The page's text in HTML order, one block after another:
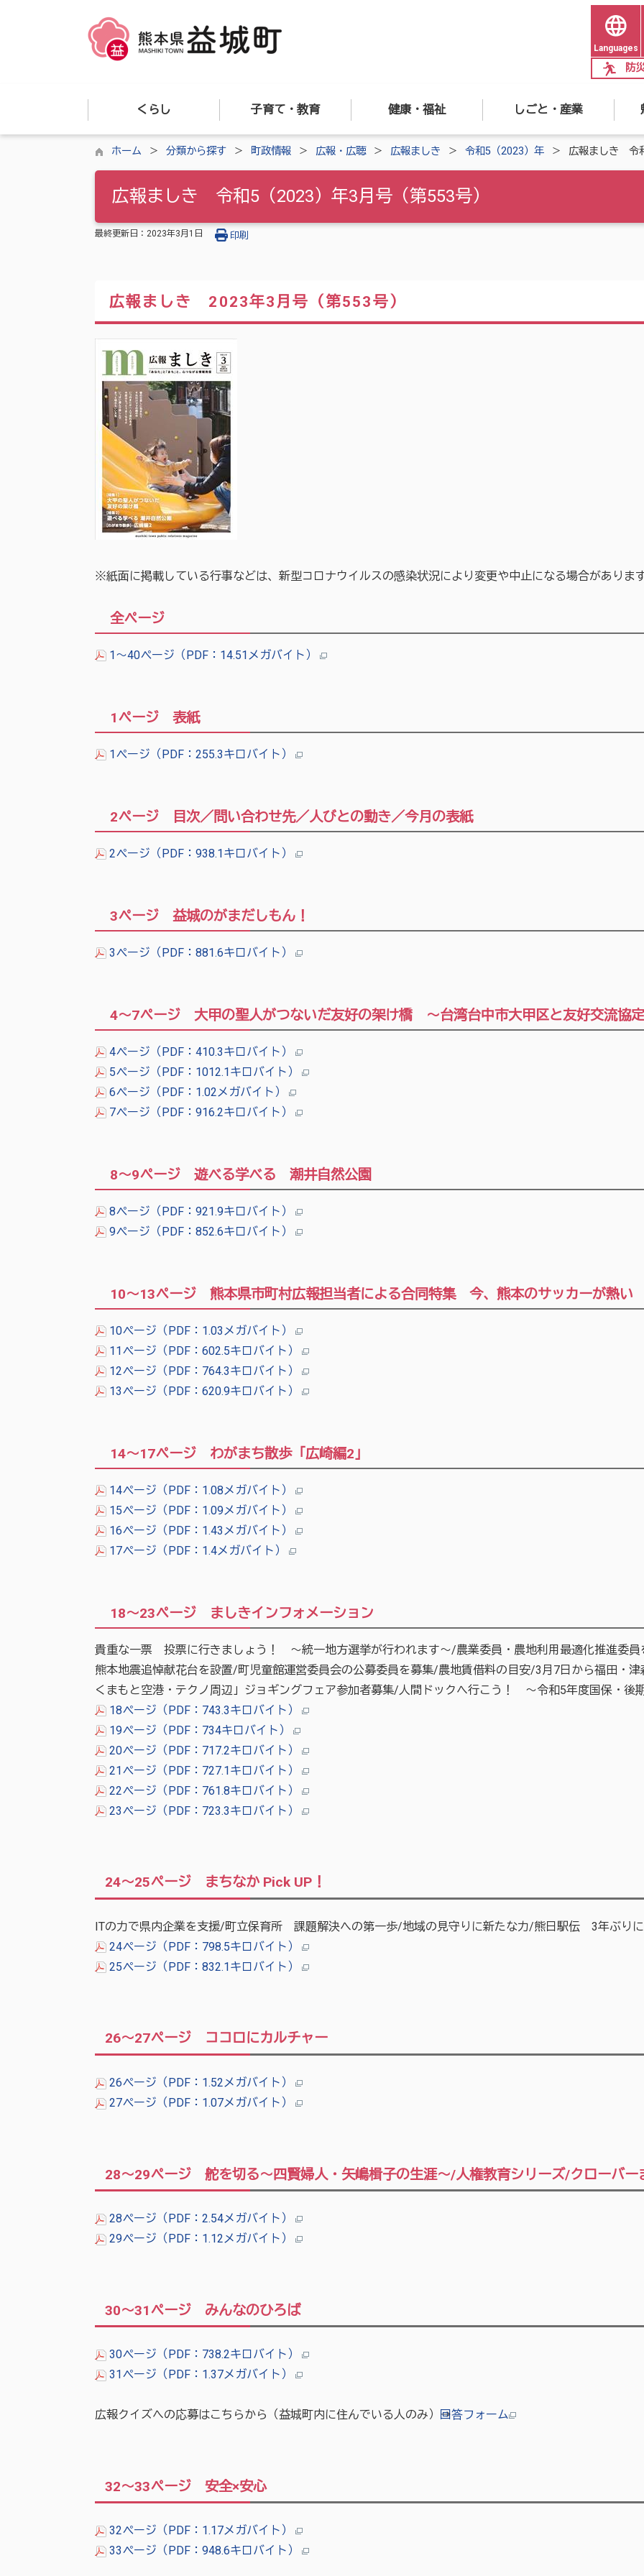
Languages
防
くらし 子育て・教育 健康・福祉 しごと・産業
ホーム 分類から探す 町政情報 広報・広聴 広報ましき 令和5（2023）年 広報ましき 令
広報ましき 令和5（2023）年3月号（第553号）
最終更新日： 2023年3月1日 印刷
広報ましき 2023年3月号（第553号）
※紙面に掲載している行事などは、新型コロナウイルスの感染状況により変更や中止になる場合がありま
全ページ
1～40ページ（PDF：14.51メガバイト）
1ページ 表紙
1ページ（PDF：255.3キロバイト）
2ページ 目次／問い合わせ先／人びとの動き／今月の表紙
2ページ（PDF：938.1キロバイト）
3ページ 益城のがまだしもん！
3ページ（PDF：881.6キロバイト）
4～7ページ 大甲の聖人がつないだ友好の架け橋 ～台湾台中市大甲区と友好交流協
4ページ（PDF：410.3キロバイト）
5ページ（PDF：1012.1キロバイト）
6ページ（PDF：1.02メガバイト）
7ページ（PDF：916.2キロバイト）
8～9ページ 遊べる学べる 潮井自然公園
8ページ（PDF：921.9キロバイト）
9ページ（PDF：852.6キロバイト）
10～13ページ 熊本県市町村広報担当者による合同特集 今、熊本のサッカーが熱い
10ページ（PDF：1.03メガバイト）
11ページ（PDF：602.5キロバイト）
12ページ（PDF：764.3キロバイト）
13ページ（PDF：620.9キロバイト）
14～17ページ わがまち散歩「広崎編2」
14ページ（PDF：1.08メガバイト）
15ページ（PDF：1.09メガバイト）
16ページ（PDF：1.43メガバイト）
17ページ（PDF：1.4メガバイト）
18～23ページ ましきインフォメーション
貴重な一票 投票に行きましょう！ ～統一地方選挙が行われます～/農業委員・農地利用最適化推進委
熊本地震追悼献花台を設置/町児童館運営委員会の公募委員を募集/農地賃借料の目安/3月7日から福田・
くまもと空港・テクノ周辺」ジョギングフェア参加者募集/人間ドックへ行こう！ ～令和5年度国保・後
18ページ（PDF：743.3キロバイト）
19ページ（PDF：734キロバイト）
20ページ（PDF：717.2キロバイト）
21ページ（PDF：727.1キロバイト）
22ページ（PDF：761.8キロバイト）
23ページ（PDF：723.3キロバイト）
24～25ページ まちなか Pick UP！
ITの力で県内企業を支援/町立保育所 課題解決への第一歩/地域の見守りに新たな力/熊日駅伝 3年ぶり
24ページ（PDF：798.5キロバイト）
25ページ（PDF：832.1キロバイト）
26～27ページ ココロにカルチャー
26ページ（PDF：1.52メガバイト）
27ページ（PDF：1.07メガバイト）
28～29ページ 舵を切る～四賢婦人・矢嶋楫子の生涯～/人権教育シリーズ/クローバー
28ページ（PDF：2.54メガバイト）
29ページ（PDF：1.12メガバイト）
30～31ページ みんなのひろば
30ページ（PDF：738.2キロバイト）
31ページ（PDF：1.37メガバイト）
広報クイズへの応募はこちらから（益城町内に住んでいる人のみ）→ 回答フォーム
32～33ページ 安全×安心
32ページ（PDF：1.17メガバイト）
33ページ（PDF：948.6キロバイト）